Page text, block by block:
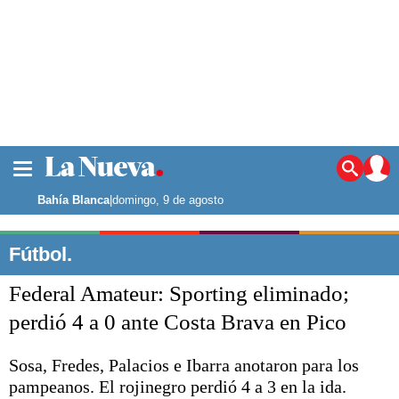
Noticias
La ciudad
Punta Alta
El mundo
Seguridad
Deportes
Escenario Olímpico
Liga del Sur
Bahía Blanca|domingo, 9 de agosto
Fútbol.
Federal Amateur: Sporting eliminado;
perdió 4 a 0 ante Costa Brava en Pico
Sosa, Fredes, Palacios e Ibarra anotaron para los
pampeanos. El rojinegro perdió 4 a 3 en la ida.